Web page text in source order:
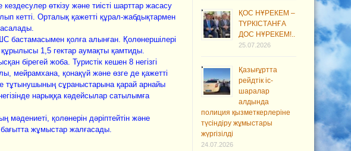
өткізу және тиісті шарттар жасасу
кетті. Орталық қажетті құрал-жабдықтармен
бастамасымен қолға алынған. Қолөнершілері
1,5 гектар аумақты қамтиды.
бірегей жоба. Туристік кешен 8 негізгі
мейрамхана, қонақүй және өзге де қажетті
сұраныстарына қарай арнайы
нарыққа кәдейсылар сатылымға
мәдениеті, қолөнерін дәріптейтін және
жұмыстар жалғасады.
ҚОС НҰРЕКЕМ –
ТҮРКІСТАНҒА
ДОС НҰРЕКЕМ!..
25.07.2026
Қазығұртта
рейдтік іс-
шаралар
алдында
полиция қызметкерлеріне
түсіндіру жұмыстары
жүргізілді
24.07.2026